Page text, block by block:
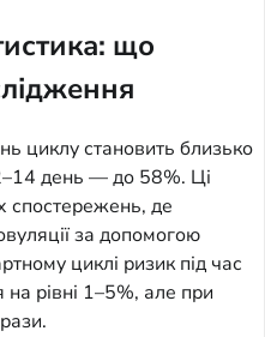
що
циклу становить близько
день — до 58%. Ці
спостережень, де
за допомогою
циклі ризик під час
на рівні 1–5%, але при